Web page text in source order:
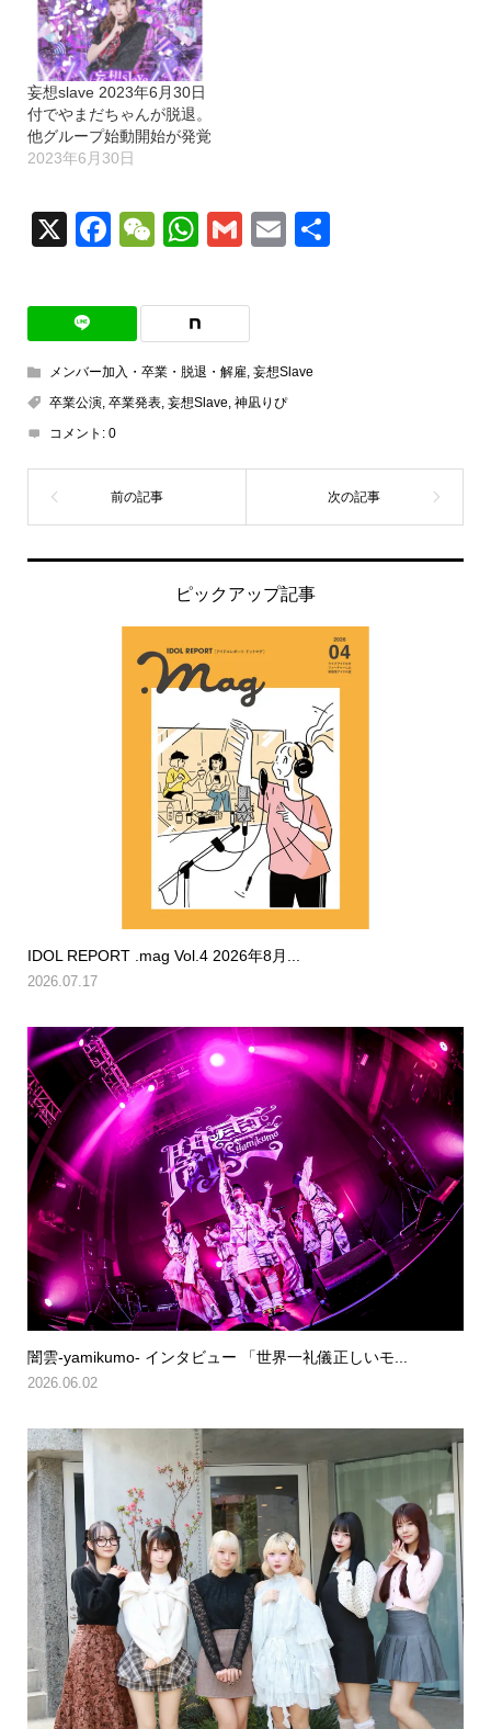
妄想slave 2023年6月30日
付でやまだちゃんが脱退。
他グループ始動開始が発覚
2023年6月30日
X Facebook
WeChat
WhatsApp
GmailEmail
メンバー加入・卒業・脱退・解雇, 妄想Slave
卒業公演, 卒業発表, 妄想Slave 神凪りぴ
コメント: 0
ピックアップ記事
IDOL REPORT .mag Vol.4 2026年8月...
2026.07.17
闇雲-yamikumo- インタビュー 「世界一礼儀正しいモ...
2026.06.02